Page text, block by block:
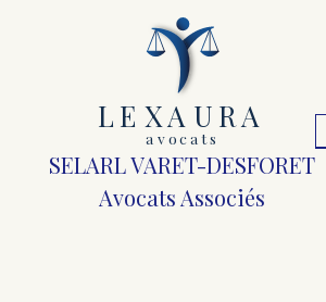
LE XA URA
a v ocats
SELARL VARET-DESFORET
Avocats Associés